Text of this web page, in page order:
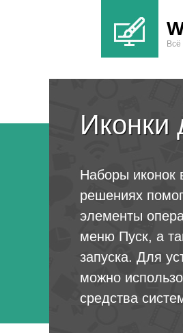
Иконки
Наборы иконок
решениях
элементы
меню Пуск, а
запуска. Для
можно
средства